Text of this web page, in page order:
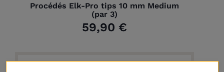
Procédés Elk-Pro tips 10 mm Medium
(par 3)
59,90 €